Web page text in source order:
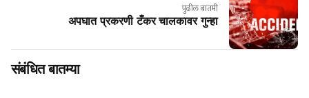
पुढील बातमी
अपघात प्रकरणी टँकर चालकावर गुन्हा
संबंधित बातम्या